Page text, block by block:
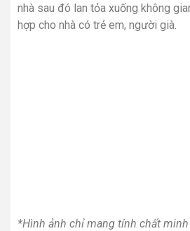
nhà sau đó lan tỏa xuống không
hợp cho nhà có trẻ em, người già.
*Hình ảnh chỉ mang tính chất